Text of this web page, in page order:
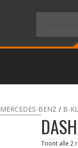
MERCEDES-BENZ / B-
Toont alle 2